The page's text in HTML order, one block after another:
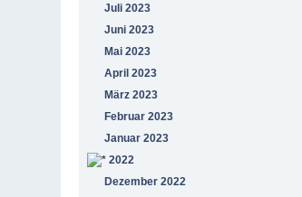
Juli 2023
Juni 2023
Mai 2023
April 2023
März 2023
Februar 2023
Januar 2023
2022
Dezember 2022